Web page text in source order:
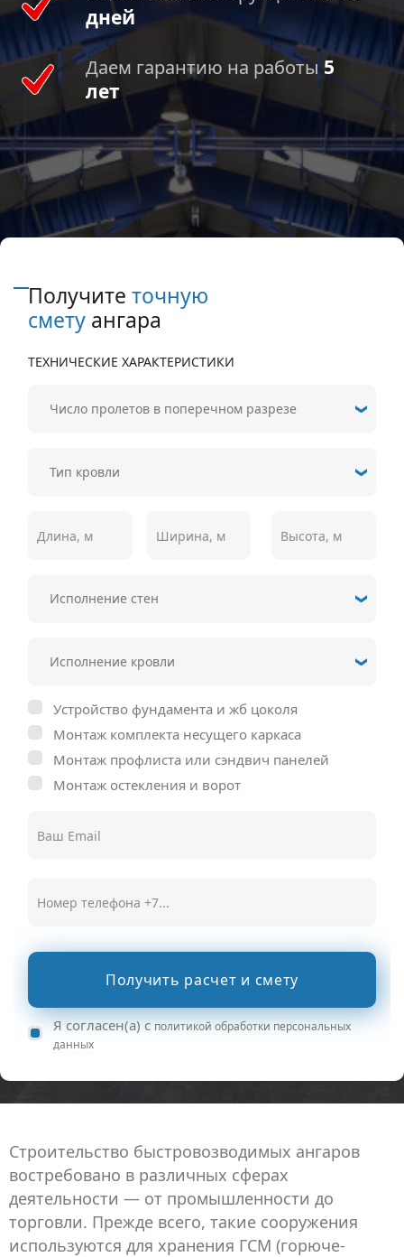
дней
Даем гарантию на работы 5
лет
Получите точную
смету ангара
ТЕХНИЧЕСКИЕ ХАРАКТЕРИСТИКИ
Устройство фундамента и жб цоколя
Монтаж комплекта несущего каркаса
Монтаж профлиста или сэндвич панелей
Монтаж остекления и ворот
Получить расчет и смету
Я согласен(а) сполитикой обработки персональных
данных
Строительство быстровозводимых ангаров
востребовано в различных сферах
деятельности — от промышленности до
торговли. Прежде всего, такие сооружения
используются для хранения ГСМ (горюче-